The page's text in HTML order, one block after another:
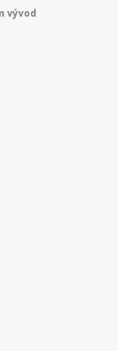
vývod